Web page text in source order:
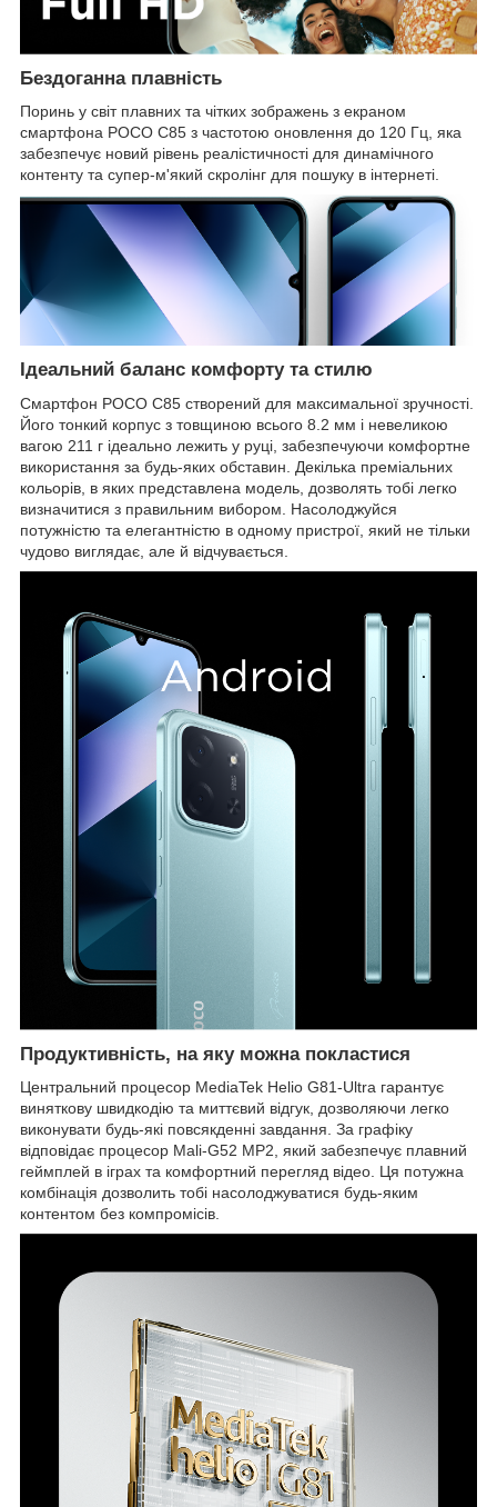
Бездоганна плавність
Поринь у світ плавних та чітких зображень з екраном
смартфона POCO C85 з частотою оновлення до 120 Гц, яка
забезпечує новий рівень реалістичності для динамічного
контенту та супер-м'який скролінг для пошуку в інтернеті.
Ідеальний баланс комфорту та стилю
Смартфон POCO C85 створений для максимальної зручності.
Його тонкий корпус з товщиною всього 8.2 мм і невеликою
вагою 211 г ідеально лежить у руці, забезпечуючи комфортне
використання за будь-яких обставин. Декілька преміальних
кольорів, в яких представлена ​​модель, дозволять тобі легко
визначитися з правильним вибором. Насолоджуйся
потужністю та елегантністю в одному пристрої, який не тільки
чудово виглядає, але й відчувається.
Продуктивність, на яку можна покластися
Центральний процесор MediaTek Helio G81-Ultra гарантує
виняткову швидкодію та миттєвий відгук, дозволяючи легко
виконувати будь-які повсякденні завдання. За графіку
відповідає процесор Mali-G52 MP2, який забезпечує плавний
геймплей в іграх та комфортний перегляд відео. Ця потужна
комбінація дозволить тобі насолоджуватися будь-яким
контентом без компромісів.